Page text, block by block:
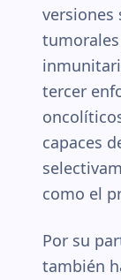
versiones
tercer
capaces
como el
Por su
también